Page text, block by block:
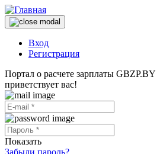
Вход
Регистрация
Портал о расчете зарплаты GBZP.BY
приветствует вас!
Показать
Забыли пароль?